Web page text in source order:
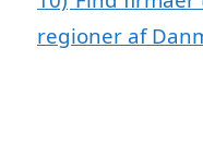
regioner af